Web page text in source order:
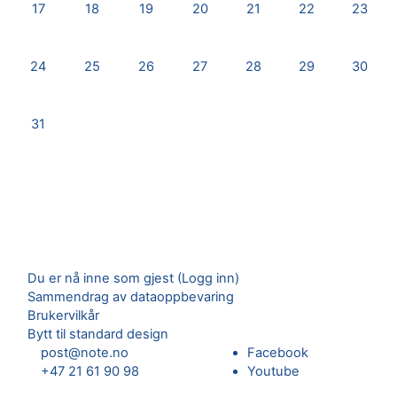
Ingen avtaler, mandag, 17. august
17 Ingen avtaler, tirsdag, 18. august
18 Ingen avtaler, onsdag, 19. august
19 Ingen avtaler, torsdag, 20. august
20 Ingen avtaler, fredag, 21.
21 Ingen avtaler,
22 Ingen
23
Ingen avtaler, mandag, 24. august
24 Ingen avtaler, tirsdag, 25. august
25 Ingen avtaler, onsdag, 26. august
26 Ingen avtaler, torsdag, 27. august
27 Ingen avtaler, fredag,
28 Ingen avtaler,
29 Ingen
30
Ingen avtaler, mandag, 31. august
31
Du er nå inne som gjest (Logg inn)
Sammendrag av dataoppbevaring
Brukervilkår
Bytt til standard design
post@note.no
+47 21 61 90 98
Facebook
Youtube